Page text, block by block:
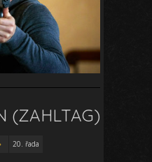
(ZAHLTAG)
20. řada